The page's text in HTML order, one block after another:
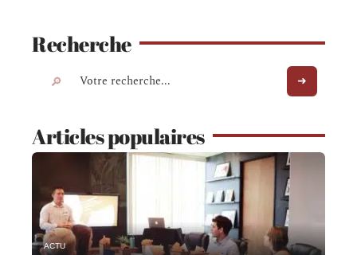
Recherche
Articles populaires
ACTU